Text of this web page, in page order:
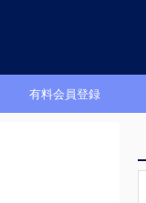
有料会員登録